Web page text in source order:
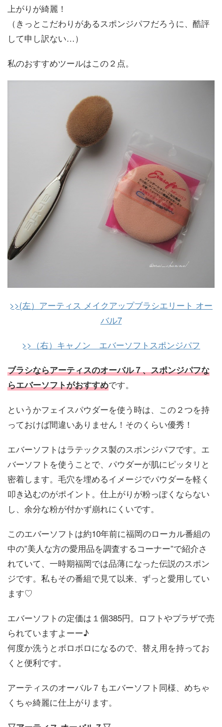
上がりが綺麗！
（きっとこだわりがあるスポンジパフだろうに、酷評
して申し訳ない…）
私のおすすめツールはこの２点。
>>(左）アーティス メイクアップブラシエリート オー
バル7
>>（右）キャノン エバーソフトスポンジパフ
ブラシならアーティスのオーバル７、スポンジパフな
らエバーソフトがおすすめです。
というかフェイスパウダーを使う時は、この２つを持
っておけば間違いありません！そのくらい優秀！
エバーソフトはラテックス製のスポンジパフです。エ
バーソフトを使うことで、パウダーが肌にピッタリと
密着します。毛穴を埋めるイメージでパウダーを軽く
叩き込むのがポイント。仕上がりが粉っぽくならない
し、余分な粉が付かず崩れにくいです。
このエバーソフトは約10年前に福岡のローカル番組の
中の”美人な方の愛用品を調査するコーナー”で紹介さ
れていて、一時期福岡では品薄になった伝説のスポン
ジです。私もその番組で見て以来、ずっと愛用してい
ます♡
エバーソフトの定価は１個385円。ロフトやプラザで売
られていますよーー♪
何度か洗うとボロボロになるので、替え用を持ってお
くと便利です。
アーティスのオーバル７もエバーソフト同様、めちゃ
くちゃ綺麗に仕上がります。